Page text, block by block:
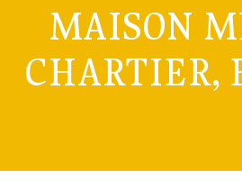
MAISON
CHARTIER,